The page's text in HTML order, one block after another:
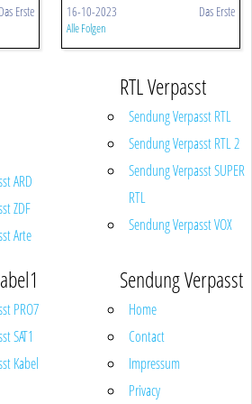
Das Erste 16-10-2023 Das Erste
Alle Folgen
ARD
ZDF
Arte
RTL Verpasst
Sendung Verpasst RTL
Sendung Verpasst RTL 2
Sendung Verpasst SUPER
RTL
Sendung Verpasst VOX
PRO7
SAT1
Kabel
Sendung Verpasst
Home
Contact
Impressum
Privacy